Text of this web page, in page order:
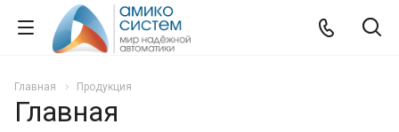
Главная Продукция
Главная